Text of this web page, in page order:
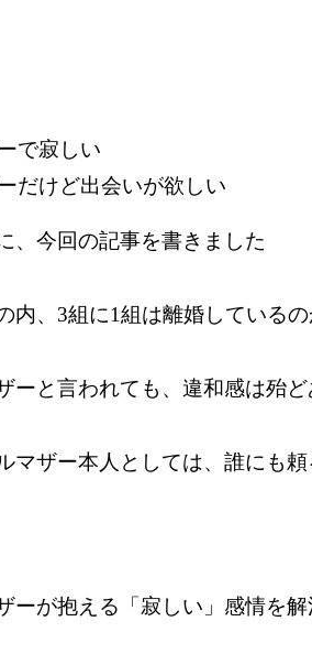
で寂しい
だけど出会いが欲しい
、今回の記事を書きました
内、3組に1組は離婚している
ーと言われても、違和感は殆
マザー本人としては、誰にも
ーが抱える「寂しい」感情を